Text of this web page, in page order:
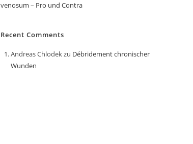
venosum – Pro und Contra
Recent Comments
Andreas Chlodekzu Débridement chronischer
Wunden